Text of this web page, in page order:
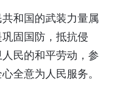
和国的武装力量属
固国防，抵抗侵
民的和平劳动，参
全意为人民服务。